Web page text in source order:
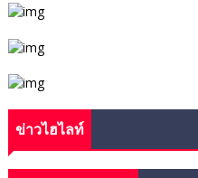
ข่าวไฮไลท์